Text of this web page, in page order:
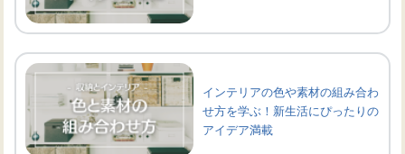
インテリアの色や素材の組み合わ
せ方を学ぶ！新生活にぴったりの
アイデア満載